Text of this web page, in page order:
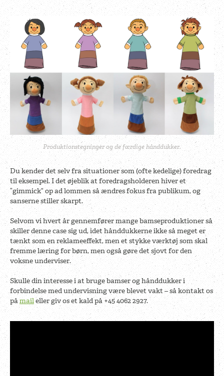
Produktionstegninger og de færdige hånddukker.
Du kender det selv fra situationer som (ofte kedelige) foredrag
til eksempel. I det øjeblik at foredragsholderen hiver et
“gimmick” op ad lommen så ændres fokus fra publikum, og
sanserne stiller skarpt.
Selvom vi hvert år gennemfører mange bamseproduktioner så
skiller denne case sig ud, idet hånddukkerne ikke så meget er
tænkt som en reklameeffekt, men et stykke værktøj som skal
fremme læring for børn, men også gøre det sjovt for den
voksne underviser.
Skulle din interesse i at bruge bamser og hånddukker i
forbindelse med undervisning være blevet vakt – så kontakt os
påmaileller giv os et kald på +45 4062 2927.